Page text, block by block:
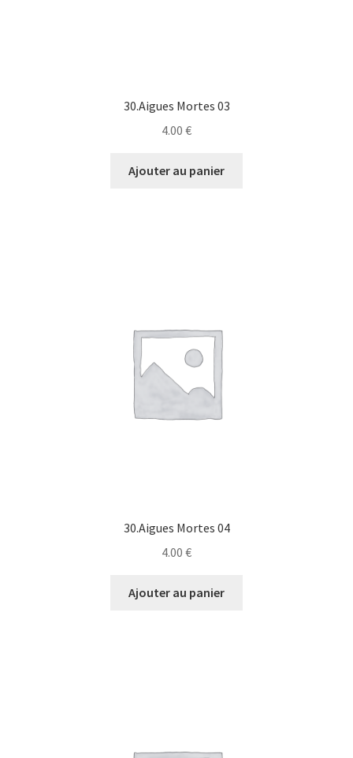
30.Aigues Mortes 03
4.00 €
Ajouter au panier
30.Aigues Mortes 04
4.00 €
Ajouter au panier